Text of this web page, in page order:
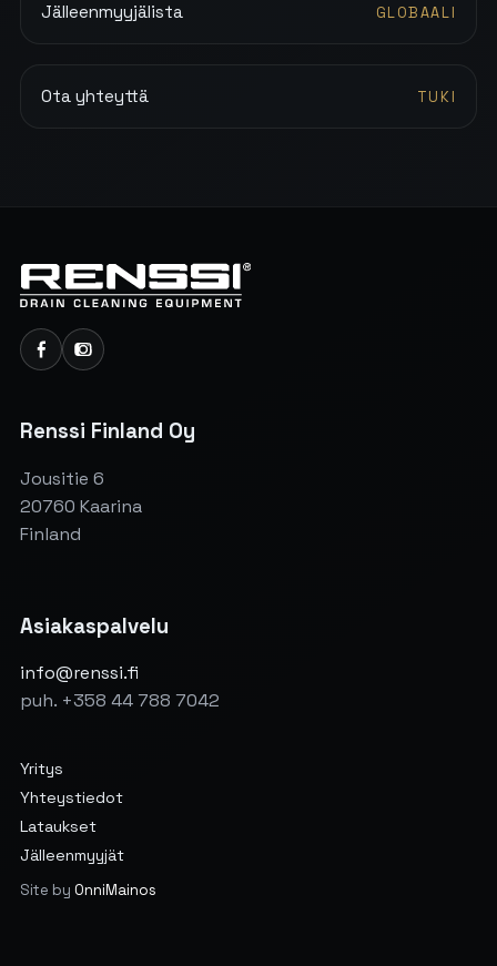
Jälleenmyyjälista GLOBAALI
Ota yhteyttä TUKI
Renssi Finland Oy
Jousitie 6
20760 Kaarina
Finland
Asiakaspalvelu
info@renssi.fi
puh. +358 44 788 7042
Yritys
Yhteystiedot
Lataukset
Jälleenmyyjät
Site by OnniMainos